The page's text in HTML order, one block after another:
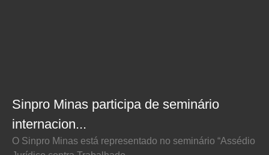
Sinpro Minas participa de seminário
internacion...
O Sinpro Minas está representado no seminário “Assédio